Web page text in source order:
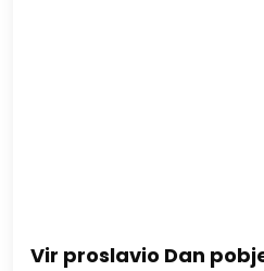
Vir proslavio Dan